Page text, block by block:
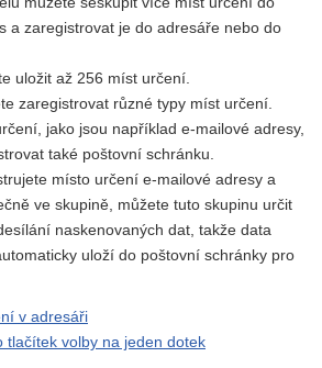
a zaregistrovat je do adresáře nebo do
uložit až 256 míst určení.
zaregistrovat různé typy míst určení.
jako jsou například e-mailové adresy,
také poštovní schránku.
místo určení e-mailové adresy a
ve skupině, můžete tuto skupinu určit
naskenovaných dat, takže data
uloží do poštovní schránky pro
v adresáři
tlačítek volby na jeden dotek